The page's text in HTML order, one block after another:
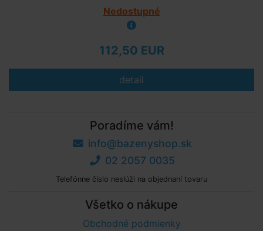
Nedostupné
112,50 EUR
detail
Poradíme vám!
info@bazenyshop.sk
02 2057 0035
Telefónne číslo neslúži na objednaní tovaru
Všetko o nákupe
Obchodné podmienky